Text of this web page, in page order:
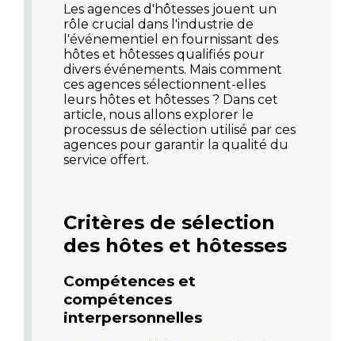
Les agences d'hôtesses jouent un
rôle crucial dans l'industrie de
l'événementiel en fournissant des
hôtes et hôtesses qualifiés pour
divers événements. Mais comment
ces agences sélectionnent-elles
leurs hôtes et hôtesses ? Dans cet
article, nous allons explorer le
processus de sélection utilisé par ces
agences pour garantir la qualité du
service offert.
Critères de sélection
des hôtes et hôtesses
Compétences et
compétences
interpersonnelles